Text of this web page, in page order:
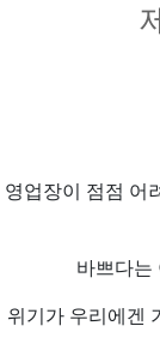
영업장이 점점 어
바쁘다는
위기가 우리에겐